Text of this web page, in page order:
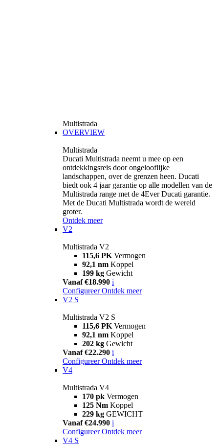
Multistrada
OVERVIEW
Multistrada
Ducati Multistrada neemt u mee op een
ontdekkingsreis door ongelooflijke
landschappen, over de grenzen heen. Ducati
biedt ook 4 jaar garantie op alle modellen van de
Multistrada range met de 4Ever Ducati garantie.
Met de Ducati Multistrada wordt de wereld
groter.
Ontdek meer
V2
Multistrada V2
115,6 PK Vermogen
92,1 nm Koppel
199 kg Gewicht
Vanaf €18.990 i
Configureer Ontdek meer
V2 S
Multistrada V2 S
115,6 PK Vermogen
92,1 nm Koppel
202 kg Gewicht
Vanaf €22.290 i
Configureer Ontdek meer
V4
Multistrada V4
170 pk Vermogen
125 Nm Koppel
229 kg GEWICHT
Vanaf €24.990 i
Configureer Ontdek meer
V4 S